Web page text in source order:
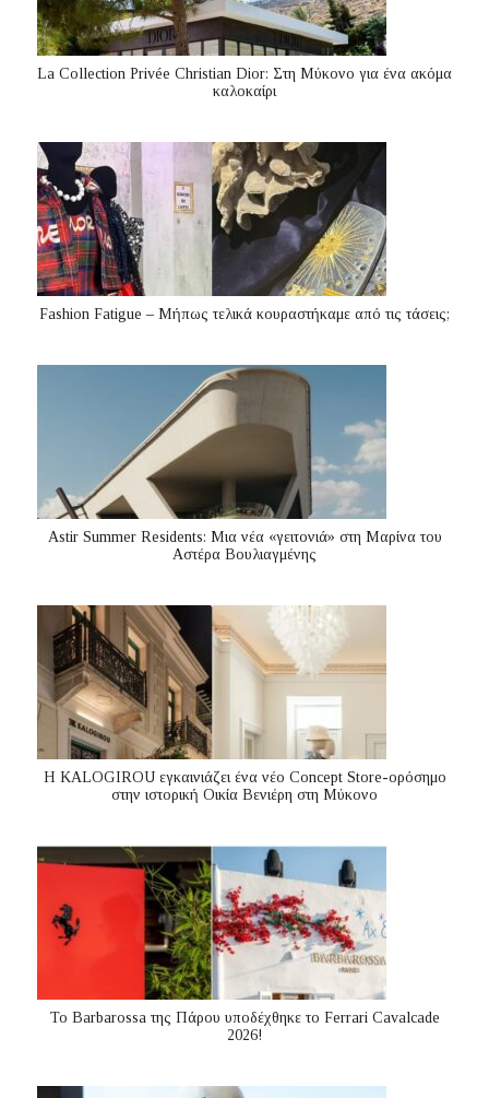
La Collection Privée Christian Dior: Στη Μύκονο για ένα ακόμα
καλοκαίρι
Fashion Fatigue – Μήπως τελικά κουραστήκαμε από τις τάσεις;
Astir Summer Residents: Μια νέα «γειτονιά» στη Μαρίνα του
Αστέρα Βουλιαγμένης
Η KALOGIROU εγκαινιάζει ένα νέο Concept Store-ορόσημο
στην ιστορική Οικία Βενιέρη στη Μύκονο
Το Barbarossa της Πάρου υποδέχθηκε το Ferrari Cavalcade
2026!